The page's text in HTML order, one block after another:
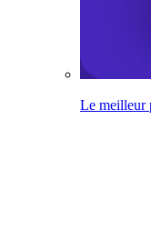
Le meilleur